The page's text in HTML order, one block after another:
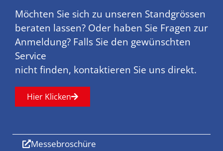
Möchten Sie sich zu unseren Standgrössen
beraten lassen? Oder haben Sie Fragen zur
Anmeldung? Falls Sie den gewünschten
Service
nicht finden, kontaktieren Sie uns direkt.
Hier Klicken
Messebroschüre